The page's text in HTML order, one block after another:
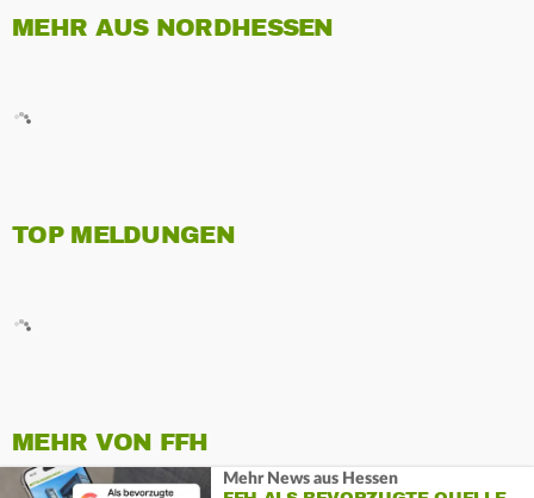
MEHR AUS NORDHESSEN
TOP MELDUNGEN
MEHR VON FFH
Mehr News aus Hessen